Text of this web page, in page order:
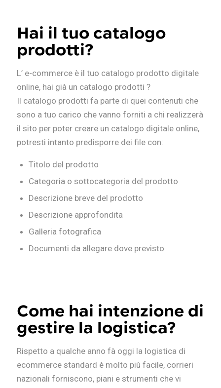
Hai il tuo catalogo
prodotti?
L’ e-commerce è il tuo catalogo prodotto digitale
online, hai già un catalogo prodotti ?
Il catalogo prodotti fa parte di quei contenuti che
sono a tuo carico che vanno forniti a chi realizzerà
il sito per poter creare un catalogo digitale online,
potresti intanto predisporre dei file con:
Titolo del prodotto
Categoria o sottocategoria del prodotto
Descrizione breve del prodotto
Descrizione approfondita
Galleria fotografica
Documenti da allegare dove previsto
Come hai intenzione di
gestire la logistica?
Rispetto a qualche anno fà oggi la logistica di
ecommerce standard è molto più facile, corrieri
nazionali forniscono, piani e strumenti che vi